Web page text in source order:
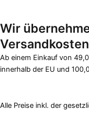
Wir
Ab einem Einkauf von
innerhalb der EU und
Alle Preise inkl. der